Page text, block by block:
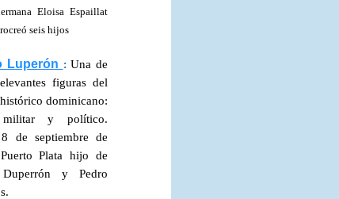
Eloisa Espaillat
seis hijos
Luperón :Una de
figuras del
dominicano:
militar y político.
de septiembre de
Plata hijo de
Duperrón y Pedro